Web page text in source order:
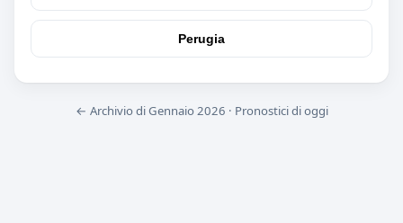
Perugia
← Archivio di Gennaio 2026 · Pronostici di oggi